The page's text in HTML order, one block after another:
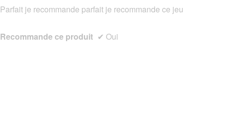
5
Parfait je recommande parfait je recommande ce jeu
Recommande ce produit ✔ Oui